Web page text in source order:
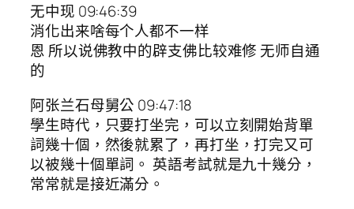
无中现 09:46:39
消化出来啥每个人都不一样
恩 所以说佛教中的辟支佛比较难修 无师自通
的
阿张兰石母舅公 09:47:18
學生時代，只要打坐完，可以立刻開始背單
詞幾十個，然後就累了，再打坐，打完又可
以被幾十個單詞。 英語考試就是九十幾分，
常常就是接近滿分。